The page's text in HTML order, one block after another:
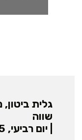
גלית
שווה
| יום רביעי, 26/5, 19:00